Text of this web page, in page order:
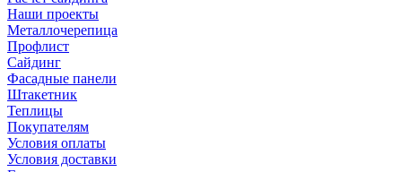
Наши проекты
Металлочерепица
Профлист
Сайдинг
Фасадные панели
Штакетник
Теплицы
Покупателям
Условия оплаты
Условия доставки